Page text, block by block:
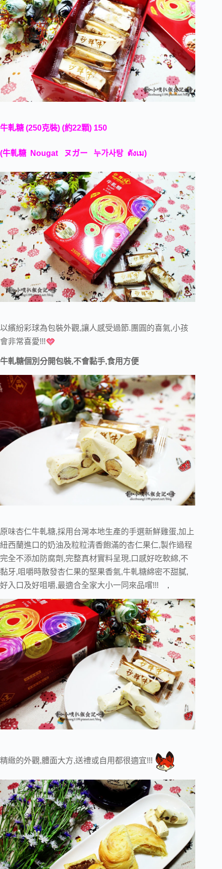
牛軋糖 (250克裝) (約22顆) 150
(牛軋糖 Nougat ヌガー 누가사탕 ตังเม)
以繽紛彩球為包裝外觀,讓人感受過節.團圓的喜氣,小孩
會非常喜愛!!!
牛軋糖個別分開包裝,不會黏手,食用方便
原味杏仁牛軋糖,採用台灣本地生產的手選新鮮雞蛋,加上
紐西蘭進口的奶油及粒粒清香飽滿的杏仁果仁,製作過程
完全不添加防腐劑,完整真材實料呈現,口感好吃軟綿,不
黏牙,咀嚼時散發杏仁果的堅果香氣,牛軋糖綿密不甜膩,
好入口及好咀嚼,最適合全家大小一同來品嚐!!!
精緻的外觀,體面大方,送禮或自用都很適宜!!!